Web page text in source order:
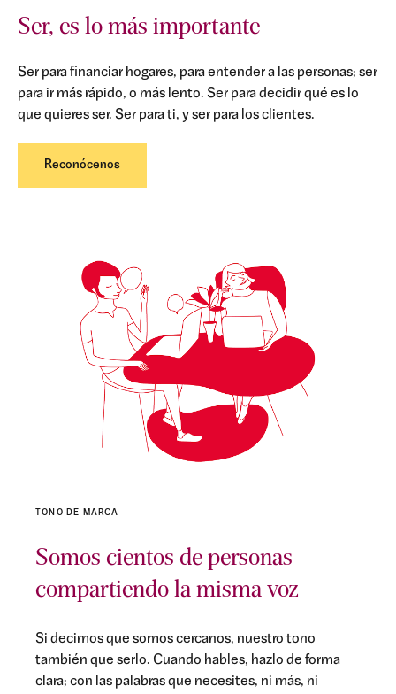
Ser, es lo más importante
Ser para financiar hogares, para entender a las personas; ser
para ir más rápido, o más lento. Ser para decidir qué es lo
que quieres ser. Ser para ti, y ser para los clientes.
Reconócenos
TONO DE MARCA
Somos cientos de personas
compartiendo la misma voz
Si decimos que somos cercanos, nuestro tono
también que serlo. Cuando hables, hazlo de forma
clara; con las palabras que necesites, ni más, ni